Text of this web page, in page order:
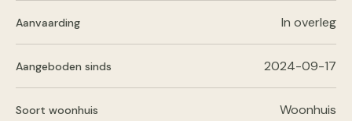
Aanvaarding In overleg
Aangeboden sinds 2024-09-17
Soort woonhuis Woonhuis